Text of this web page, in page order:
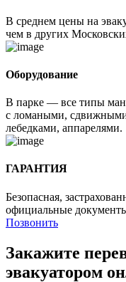
В среднем цены на
чем в других
Оборудование
В парке — все типы
с ломаными,
лебедками, аппарелями.
ГАРАНТИЯ
Безопасная,
официальные
Позвонить
Закажите
эвакуатором